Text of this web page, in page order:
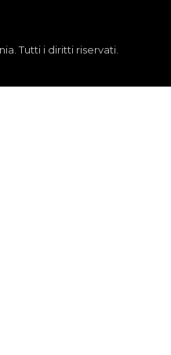
Tutti i diritti riservati.